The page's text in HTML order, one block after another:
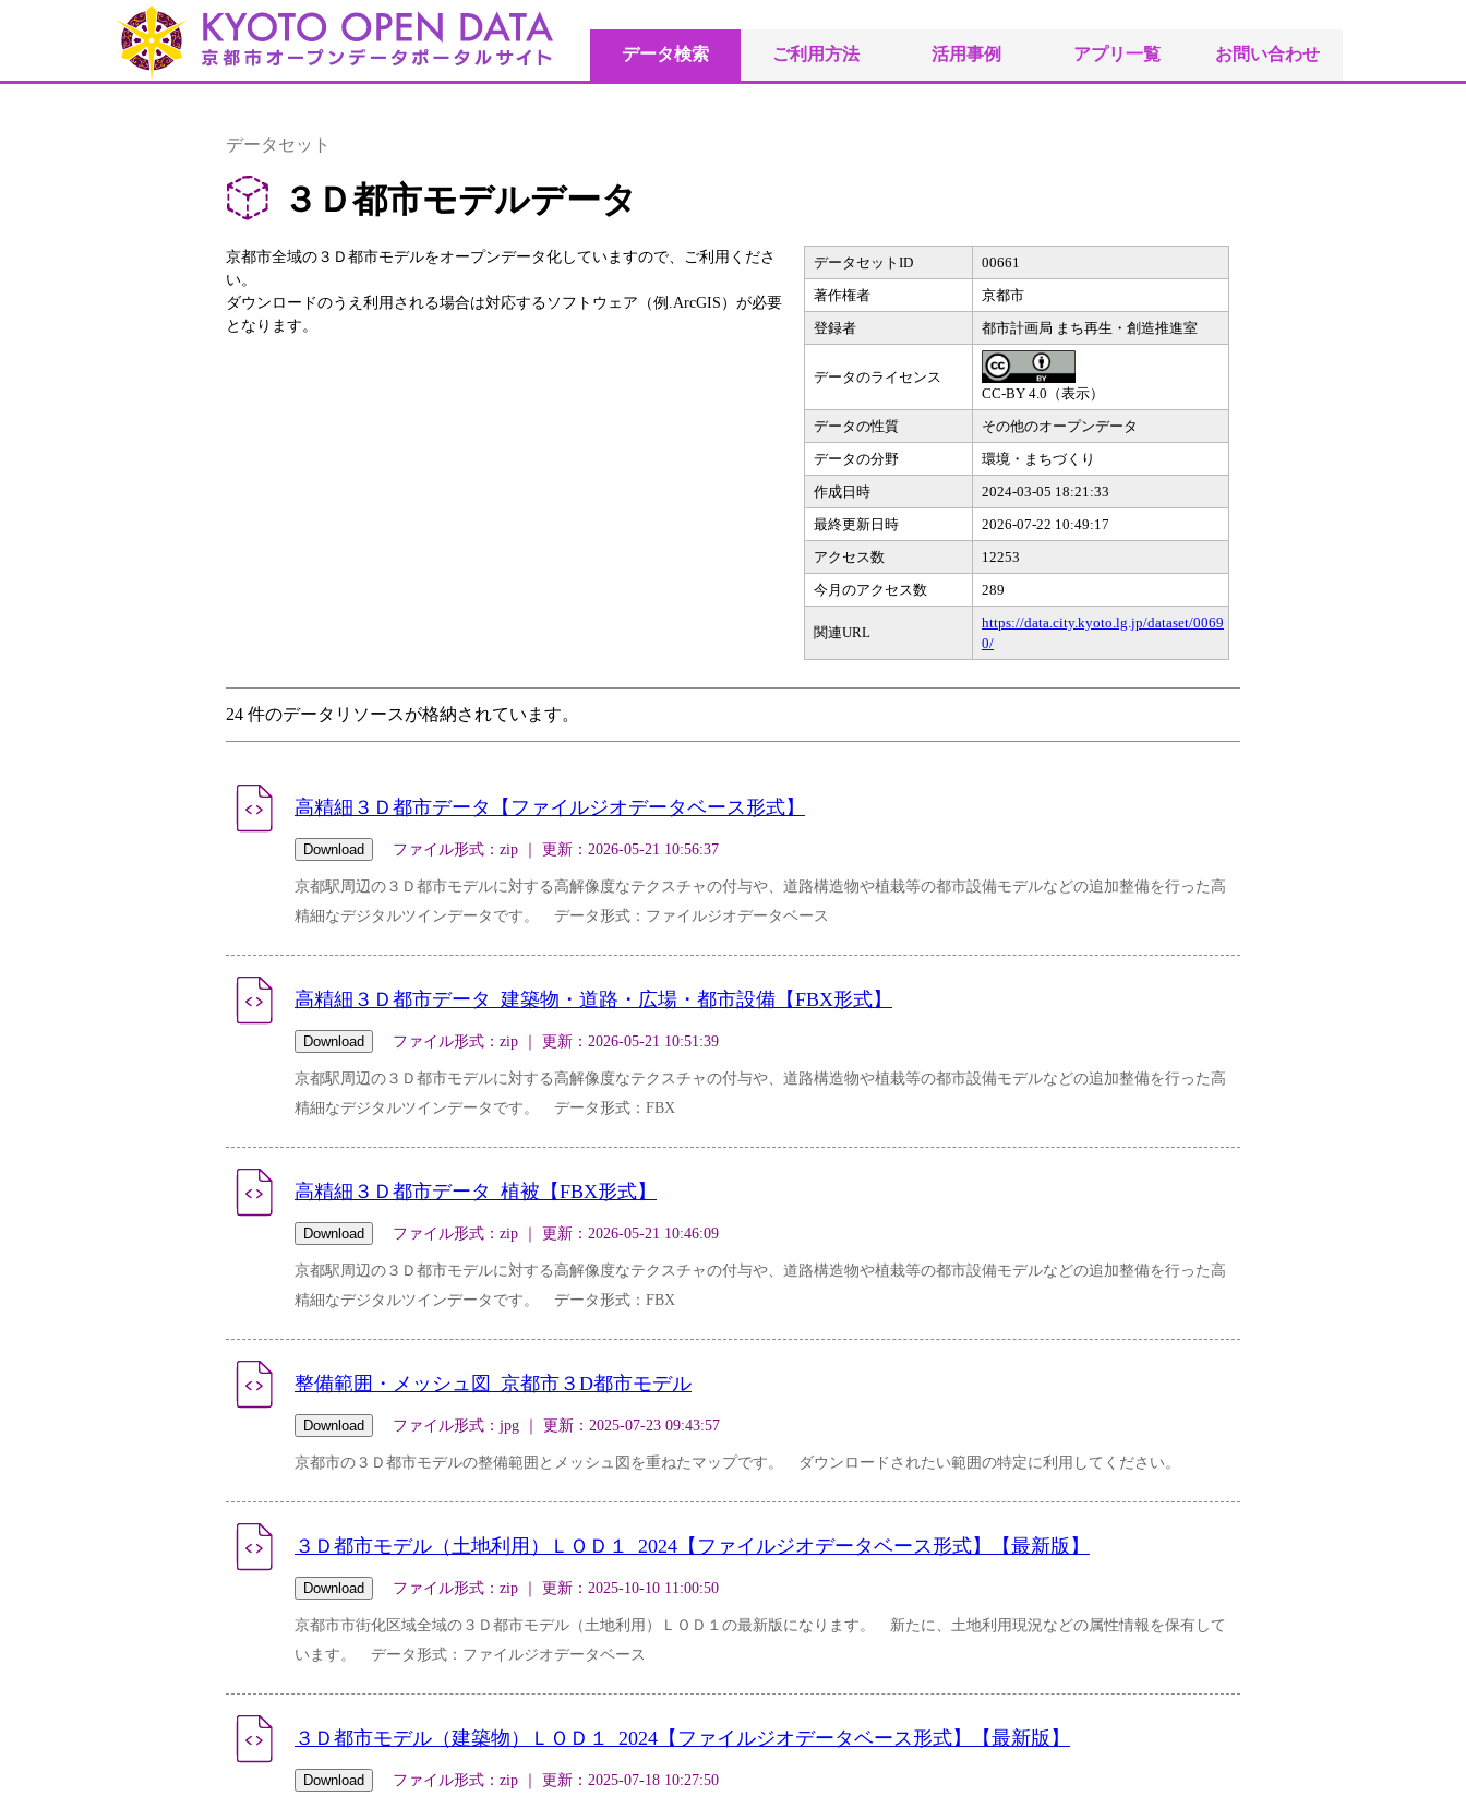
データ検索 ご利用方法 活用事例 アプリ一覧 お問い合わせ
データセット
３Ｄ都市モデルデータ
京都市全域の３Ｄ都市モデルをオープンデータ化していますので、ご利用くださ
い。
ダウンロードのうえ利用される場合は対応するソフトウェア（例.ArcGIS）が必要
となります。
データセットID
00661
著作権者
京都市
登録者
都市計画局 まち再生・創造推進室
データのライセンス
CC-BY 4.0（表示）
データの性質
その他のオープンデータ
データの分野
環境・まちづくり
作成日時
2024-03-05 18:21:33
最終更新日時
2026-07-22 10:49:17
アクセス数
12253
今月のアクセス数
289
関連URL
https://data.city.kyoto.lg.jp/dataset/0069
0/
24 件のデータリソースが格納されています。
高精細３Ｄ都市データ【ファイルジオデータベース形式】
ファイル形式：zip ｜ 更新：2026-05-21 10:56:37
京都駅周辺の３Ｄ都市モデルに対する高解像度なテクスチャの付与や、道路構造物や植栽等の都市設備モデルなどの追加整備を行った高
精細なデジタルツインデータです。 データ形式：ファイルジオデータベース
高精細３Ｄ都市データ_建築物・道路・広場・都市設備【FBX形式】
ファイル形式：zip ｜ 更新：2026-05-21 10:51:39
京都駅周辺の３Ｄ都市モデルに対する高解像度なテクスチャの付与や、道路構造物や植栽等の都市設備モデルなどの追加整備を行った高
精細なデジタルツインデータです。 データ形式：FBX
高精細３Ｄ都市データ_植被【FBX形式】
ファイル形式：zip ｜ 更新：2026-05-21 10:46:09
京都駅周辺の３Ｄ都市モデルに対する高解像度なテクスチャの付与や、道路構造物や植栽等の都市設備モデルなどの追加整備を行った高
精細なデジタルツインデータです。 データ形式：FBX
整備範囲・メッシュ図_京都市３D都市モデル
ファイル形式：jpg ｜ 更新：2025-07-23 09:43:57
京都市の３Ｄ都市モデルの整備範囲とメッシュ図を重ねたマップです。 ダウンロードされたい範囲の特定に利用してください。
３Ｄ都市モデル（土地利用）ＬＯＤ１_2024【ファイルジオデータベース形式】【最新版】
ファイル形式：zip ｜ 更新：2025-10-10 11:00:50
京都市市街化区域全域の３Ｄ都市モデル（土地利用）ＬＯＤ１の最新版になります。 新たに、土地利用現況などの属性情報を保有して
います。 データ形式：ファイルジオデータベース
３Ｄ都市モデル（建築物）ＬＯＤ１_2024【ファイルジオデータベース形式】【最新版】
ファイル形式：zip ｜ 更新：2025-07-18 10:27:50